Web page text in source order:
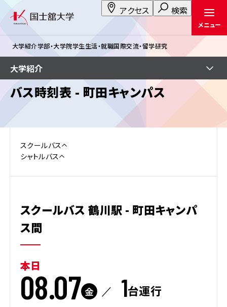
アクセス 検索
メニュー
大学紹介学部・大学院学生生活・就職国際交流・留学研究
バス時刻表 - 町田キャンパス
スクールバス
シャトルバス
スクールバス 鶴川駅 - 町田キャンパ
ス間
本日
08.07 金 1台運行
大学紹介